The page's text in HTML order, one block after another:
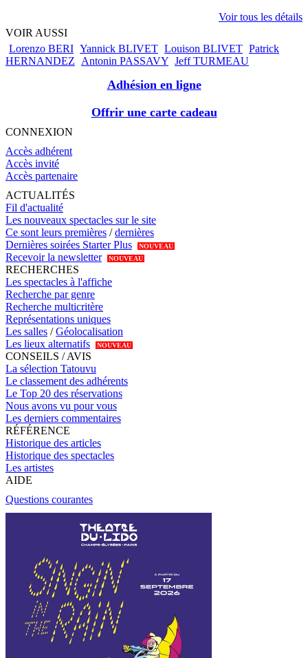
Voir tous les détails
VOIR AUSSI
Lorenzo BERI Yannick BLIVET Louison BLIVET Patrick
HERNANDEZ
Antonin PASSAVY Jeff TURMEAU
Adhésion en ligne
Offrir une carte cadeau
CONNEXION
Accès adhérent
Accès invité
Accès partenaire
ACTUALITÉS
Fil d'actualité
Les nouveaux spectacles sur le site
Ce sont leurs premières /dernières
Dernières soirées Starter Plus
NOUVEAU
Recevoir la newsletter NOUVEAU
RECHERCHES
Les spectacles à l'affiche
Recherche par genre
Recherche multicritère
Représentations uniques
Les salles /Géolocalisation
Les lieux alternatifs
NOUVEAU
CONSEILS / AVIS
La sélection Tatouvu
Le classement des adhérents
Le Top 20 des réservations
Nous avons vu pour vous
Les derniers commentaires
RÉFÉRENCE
Historique des articles
Historique des spectacles
Les artistes
AIDE
Questions courantes